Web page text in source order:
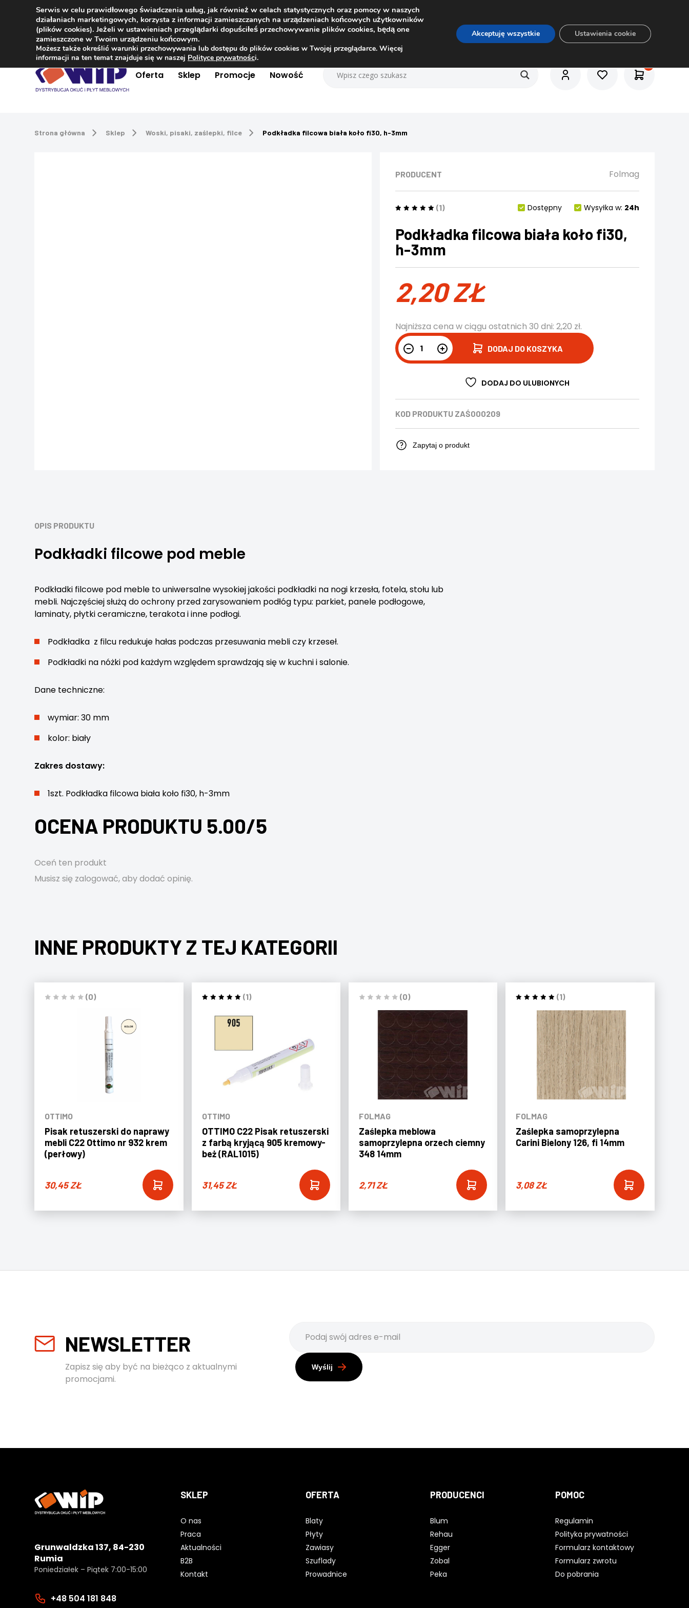
Kontakt +48 504 181 848
Oferta Sklep Promocje Nowość
Strona główna Sklep Woski, pisaki, zaślepki, filce Podkładka filcowa biała koło fi30, h-3mm
PRODUCENT Folmag
(1) Dostępny Wysyłka w: 24h
Podkładka filcowa biała koło fi30,
h-3mm
2,20ZŁ
Najniższa cena w ciągu ostatnich 30 dni: 2,20 zł.
DODAJ DO KOSZYKA
DODAJ DO ULUBIONYCH
KOD PRODUKTU ZAŚ000209
Zapytaj o produkt
OPIS PRODUKTU
Podkładki filcowe pod meble
Podkładki filcowe pod meble to uniwersalne wysokiej jakości podkładki na nogi krzesła, fotela, stołu lub
mebli. Najczęściej służą do ochrony przed zarysowaniem podłóg typu: parkiet, panele podłogowe,
laminaty, płytki ceramiczne, terakota i inne podłogi.
Podkładka z filcu redukuje hałas podczas przesuwania mebli czy krzeseł.
Podkładki na nóżki pod każdym względem sprawdzają się w kuchni i salonie.
Dane techniczne:
wymiar: 30 mm
kolor: biały
Zakres dostawy:
1szt. Podkładka filcowa biała koło fi30, h-3mm
OCENA PRODUKTU 5.00/5
Oceń ten produkt
Musisz się zalogować, aby dodać opinię.
INNE PRODUKTY Z TEJ KATEGORII
(0)
OTTIMO
Pisak retuszerski do naprawy
mebli C22 Ottimo nr 932 krem
(perłowy)
30,45ZŁ
(1)
OTTIMO
OTTIMO C22 Pisak retuszerski
z farbą kryjącą 905 kremowy-
beż (RAL1015)
31,45ZŁ
(0)
FOLMAG
Zaślepka meblowa
samoprzylepna orzech ciemny
348 14mm
2,71ZŁ
(1)
FOLMAG
Zaślepka samoprzylepna
Carini Bielony 126, fi 14mm
3,08ZŁ
NEWSLETTER
Zapisz się aby być na bieżąco z aktualnymi
promocjami.
Wyślij
Grunwaldzka 137, 84-230
Rumia
Poniedziałek – Piątek 7:00-15:00
+48 504 181 848
SKLEP
O nas
Praca
Aktualności
B2B
Kontakt
OFERTA
Blaty
Płyty
Zawiasy
Szuflady
Prowadnice
PRODUCENCI
Blum
Rehau
Egger
Zobal
Peka
POMOC
Regulamin
Polityka prywatności
Formularz kontaktowy
Formularz zwrotu
Do pobrania
Serwis w celu prawidłowego świadczenia usług, jak również w celach statystycznych oraz pomocy w naszych
działaniach marketingowych, korzysta z informacji zamieszczanych na urządzeniach końcowych użytkowników
(plików cookies). Jeżeli w ustawieniach przeglądarki dopuściłeś przechowywanie plików cookies, będą one
zamieszczone w Twoim urządzeniu końcowym.
Możesz także określić warunki przechowywania lub dostępu do plików cookies w Twojej przeglądarce. Więcej
informacji na ten temat znajduje się w naszej Polityce prywatności.
Akceptuję wszystkie Ustawienia cookie